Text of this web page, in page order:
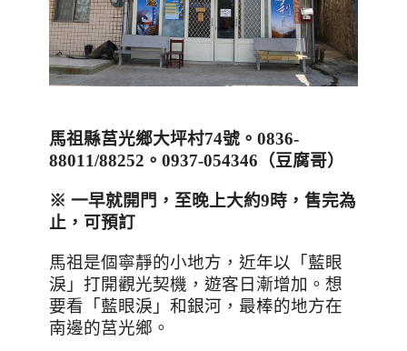
馬祖縣莒光鄉大坪村74號。 0836-
88011/88252 。0937-054346（豆腐哥）
※ 一早就開門，至晚上大約9時，售完為
止，可預訂
馬祖是個寧靜的小地方，近年以「藍眼
淚」打開觀光契機，遊客日漸增加。想
要看「藍眼淚」和銀河，最棒的地方在
南邊的莒光鄉。